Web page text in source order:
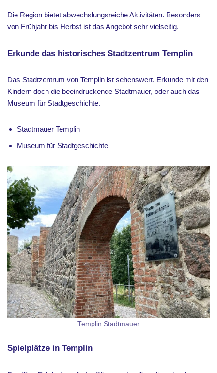
Die Region bietet abwechslungsreiche Aktivitäten. Besonders
von Frühjahr bis Herbst ist das Angebot sehr vielseitig.
Erkunde das historisches Stadtzentrum Templin
Das Stadtzentrum von Templin ist sehenswert. Erkunde mit den
Kindern doch die beeindruckende Stadtmauer, oder auch das
Museum für Stadtgeschichte.
Stadtmauer Templin
Museum für Stadtgeschichte
Templin Stadtmauer
Spielplätze in Templin